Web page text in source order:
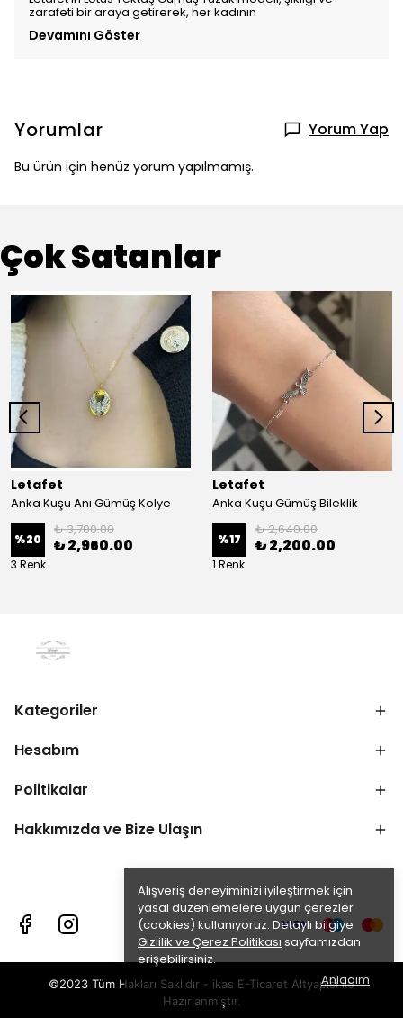
Alışveriş deneyiminizi iyileştirmek için
yasal düzenlemelere uygun çerezler
(cookies) kullanıyoruz. Detaylı bilgiye
Gizlilik ve Çerez Politikası sayfamızdan
erişebilirsiniz.
Anladım
zarafeti bir araya getirerek, her kadının
Devamını Göster
Yorumlar Yorum Yap
Bu ürün için henüz yorum yapılmamış.
Çok Satanlar
Letafet
Anka Kuşu Anı Gümüş Kolye
%20
₺ 3,700.00
₺ 2,960.00
3 Renk
Letafet
Anka Kuşu Gümüş Bileklik
%17
₺ 2,640.00
₺ 2,200.00
1 Renk
Kategoriler
Hesabım
Politikalar
Hakkımızda ve Bize Ulaşın
©2023 Tüm Hakları Saklıdır - ikas E-Ticaret Altyapısı ile
Hazırlanmıştır.